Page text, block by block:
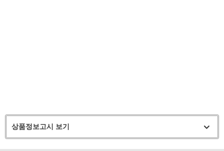
상품정보고시 보기